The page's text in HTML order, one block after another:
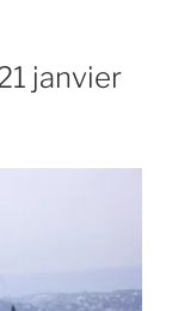
janvier